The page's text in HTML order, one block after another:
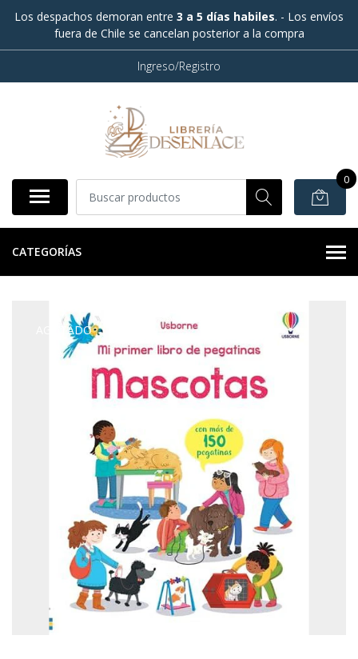
Los despachos demoran entre 3 a 5 días habiles. - Los envíos
fuera de Chile se cancelan posterior a la compra
Ingreso/Registro
0
CATEGORÍAS
AGOTADO